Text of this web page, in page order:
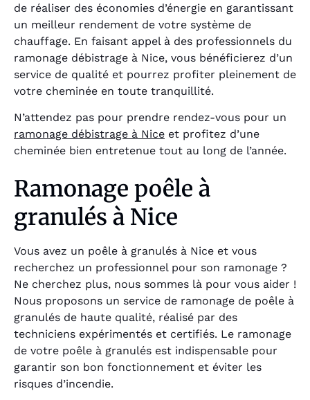
de réaliser des économies d’énergie en garantissant
un meilleur rendement de votre système de
chauffage. En faisant appel à des professionnels du
ramonage débistrage à Nice, vous bénéficierez d’un
service de qualité et pourrez profiter pleinement de
votre cheminée en toute tranquillité.
N’attendez pas pour prendre rendez-vous pour un
ramonage débistrage à Nice et profitez d’une
cheminée bien entretenue tout au long de l’année.
Ramonage poêle à
granulés à Nice
Vous avez un poêle à granulés à Nice et vous
recherchez un professionnel pour son ramonage ?
Ne cherchez plus, nous sommes là pour vous aider !
Nous proposons un service de ramonage de poêle à
granulés de haute qualité, réalisé par des
techniciens expérimentés et certifiés. Le ramonage
de votre poêle à granulés est indispensable pour
garantir son bon fonctionnement et éviter les
risques d’incendie.